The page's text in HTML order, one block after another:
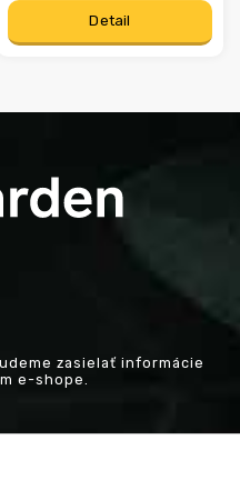
Detail
zasielať informácie
e-shope.